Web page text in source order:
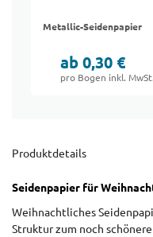
Metallic-Seidenpapier
ab 0,30 €
pro Bogen inkl. MwSt.
Produktdetails
Seidenpapier für
Weihnachtliches
Struktur zum noch